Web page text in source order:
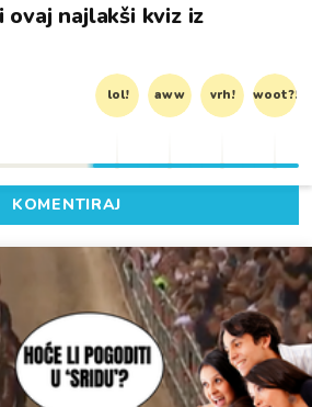
najlakši kviz iz
lol! aww vrh! woot?!
KOMENTIRAJ